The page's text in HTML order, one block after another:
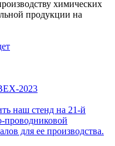
химических
продукции на
2023
наш стенд на 21-й
проводниковой
для ее производства.